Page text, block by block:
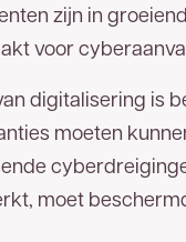
zijn in
voor
digitalisering is
moeten
moet